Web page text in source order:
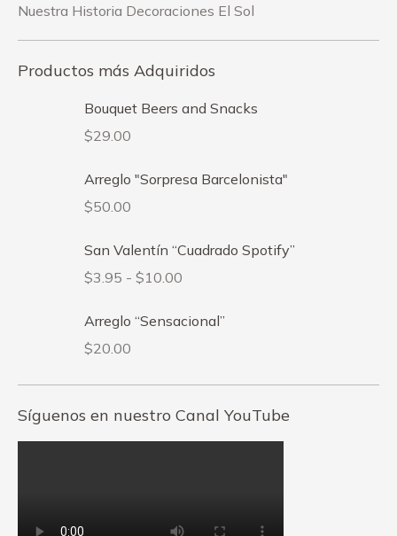
Nuestra Historia Decoraciones El Sol
Productos más Adquiridos
Bouquet Beers and Snacks
$29.00
Arreglo "Sorpresa Barcelonista"
$50.00
San Valentín “Cuadrado Spotify”
$3.95 - $10.00
precios:
hasta
$10.00
Arreglo “Sensacional”
$20.00
Síguenos en nuestro Canal YouTube